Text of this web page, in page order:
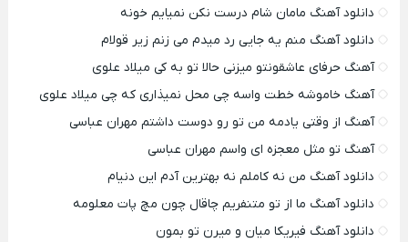
دانلود آهنگ مامان شام درست نکن نمیایم خونه
دانلود آهنگ منم یه جایی رد میدم می زنم زیر قولام
آهنگ حرفای عاشقونتو میزنی حالا تو به کی میلاد علوی
آهنگ خاموشه خطت واسه چی محل نمیذاری که چی میلاد علوی
آهنگ از وقتی یادمه من تو رو دوست داشتم مهران عباسی
آهنگ تو مثل معجزه ای واسم مهران عباسی
دانلود آهنگ من نه کاملم نه بهترین آدم این دنیام
دانلود آهنگ ما از تو متنفریم چاقال چون مچ پات معلومه
دانلود آهنگ فیریکا میان و میرن تو بمون